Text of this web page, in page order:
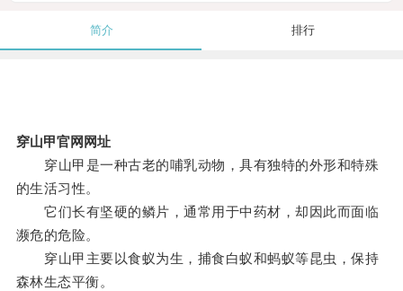
简介 排行
穿山甲官网网址
穿山甲是一种古老的哺乳动物，具有独特的外形和特殊
的生活习性。
它们长有坚硬的鳞片，通常用于中药材，却因此而面临
濒危的危险。
穿山甲主要以食蚁为生，捕食白蚁和蚂蚁等昆虫，保持
森林生态平衡。